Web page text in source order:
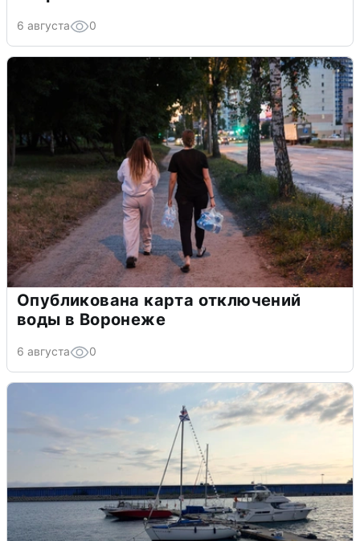
6 августа 0
Опубликована карта отключений
воды в Воронеже
6 августа 0